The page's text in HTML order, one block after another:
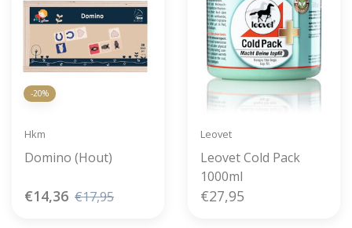
-20%
Hkm
Domino (Hout)
€14,36 €17,95
Leovet
Leovet Cold Pack
1000ml
€27,95